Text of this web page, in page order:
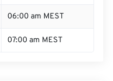
06:00 am MEST
07:00 am MEST